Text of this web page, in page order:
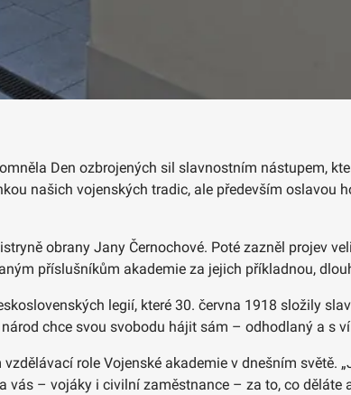
Den ozbrojených sil slavnostním nástupem,
našich vojenských tradic, ale především oslavou
obrany Jany Černochové. Poté zazněl projev
příslušníkům akademie za jejich příkladnou,
legií, které 30. června 1918 složily
chce svou svobodu hájit sám – odhodlaný a s
role Vojenské akademie v dnešním světě.
– vojáky i civilní zaměstnance – za to, co děláte